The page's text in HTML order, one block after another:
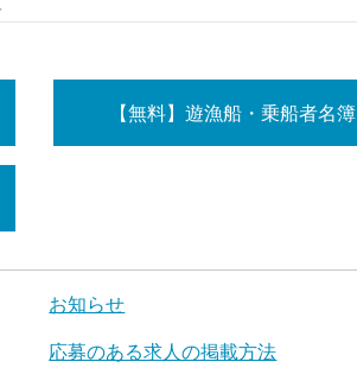
【無料】遊漁船・乗船者名簿
お知らせ
応募のある求人の掲載方法